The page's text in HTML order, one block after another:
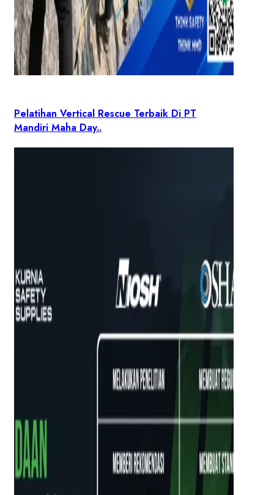
Pelatihan Vertical Rescue Terbaik Di PT
Mandiri Maha Day..